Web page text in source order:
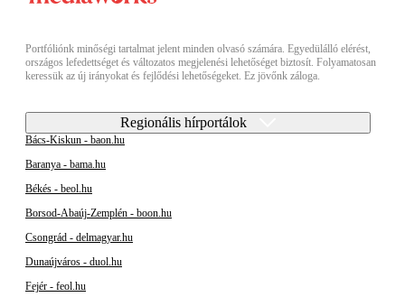
Portfóliónk minőségi tartalmat jelent minden olvasó számára. Egyedülálló elérést,
országos lefedettséget és változatos megjelenési lehetőséget biztosít. Folyamatosan
keressük az új irányokat és fejlődési lehetőségeket. Ez jövőnk záloga.
Regionális hírportálok
Bács-Kiskun - baon.hu
Baranya - bama.hu
Békés - beol.hu
Borsod-Abaúj-Zemplén - boon.hu
Csongrád - delmagyar.hu
Dunaújváros - duol.hu
Fejér - feol.hu